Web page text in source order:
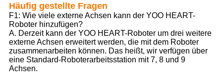
Häufig gestellte Fragen
F1: Wie viele externe Achsen kann der YOO HEART-
Roboter hinzufügen?
A. Derzeit kann der YOO HEART-Roboter um drei weitere
externe Achsen erweitert werden, die mit dem Roboter
zusammenarbeiten können. Das heißt, wir verfügen über
eine Standard-Roboterarbeitsstation mit 7, 8 und 9
Achsen.